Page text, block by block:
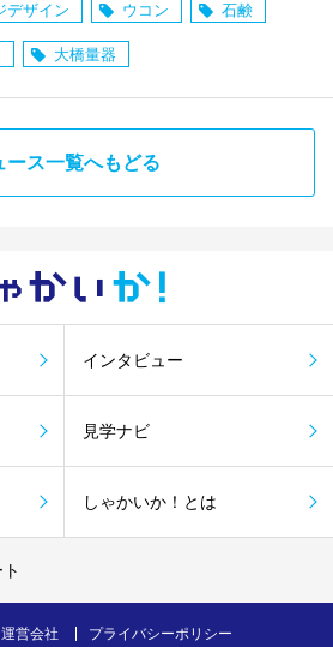
デザイン ウコン 石鹸
大橋量器
ース一覧へもどる
かい か！
インタビュー
見学ナビ
しゃかいか！とは
運営会社 プライバシーポリシー